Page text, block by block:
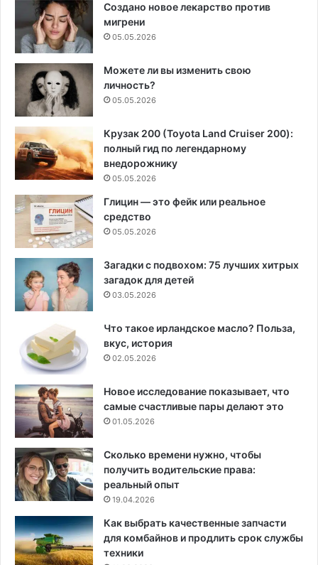
Создано новое лекарство против
мигрени
05.05.2026
Можете ли вы изменить свою
личность?
05.05.2026
Крузак 200 (Toyota Land Cruiser 200):
полный гид по легендарному
внедорожнику
05.05.2026
Глицин — это фейк или реальное
средство
05.05.2026
Загадки с подвохом: 75 лучших хитрых
загадок для детей
03.05.2026
Что такое ирландское масло? Польза,
вкус, история
02.05.2026
Новое исследование показывает, что
самые счастливые пары делают это
01.05.2026
Сколько времени нужно, чтобы
получить водительские права:
реальный опыт
19.04.2026
Как выбрать качественные запчасти
для комбайнов и продлить срок службы
техники